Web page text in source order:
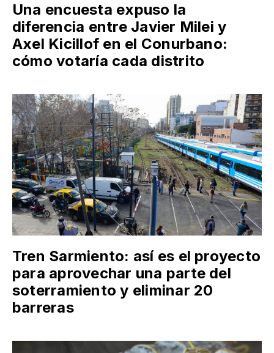
Una encuesta expuso la
diferencia entre Javier Milei y
Axel Kicillof en el Conurbano:
cómo votaría cada distrito
Tren Sarmiento: así es el proyecto
para aprovechar una parte del
soterramiento y eliminar 20
barreras